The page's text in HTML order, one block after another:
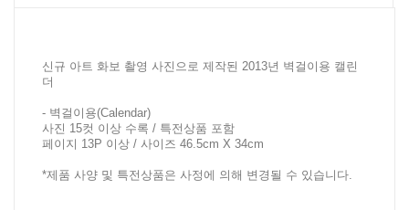
신규 아트 화보 촬영 사진으로 제작된 2013년 벽걸이용 캘린
더
- 벽걸이용(Calendar)
사진 15컷 이상 수록 / 특전상품 포함
페이지 13P 이상 / 사이즈 46.5cm X 34cm
*제품 사양 및 특전상품은 사정에 의해 변경될 수 있습니다.